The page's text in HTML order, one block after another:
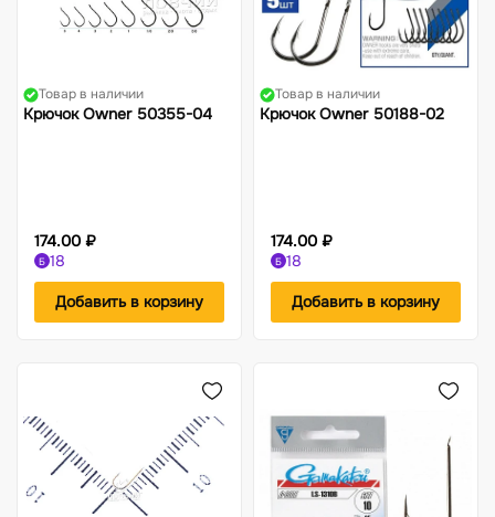
Товар в наличии
Крючок Owner 50355-04
174.00 ₽
Б 18
Добавить в корзину
Товар в наличии
Крючок Owner 50188-02
174.00 ₽
Б 18
Добавить в корзину